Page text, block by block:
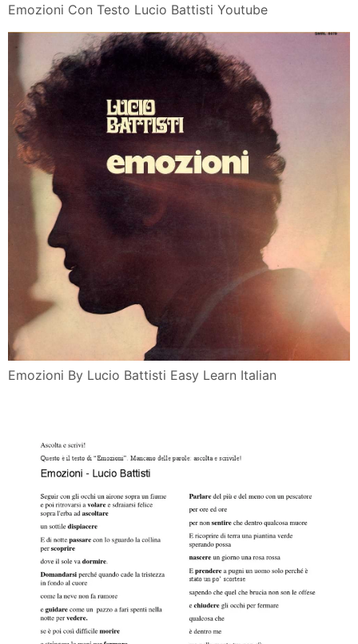
Emozioni Con Testo Lucio Battisti Youtube
Emozioni By Lucio Battisti Easy Learn Italian